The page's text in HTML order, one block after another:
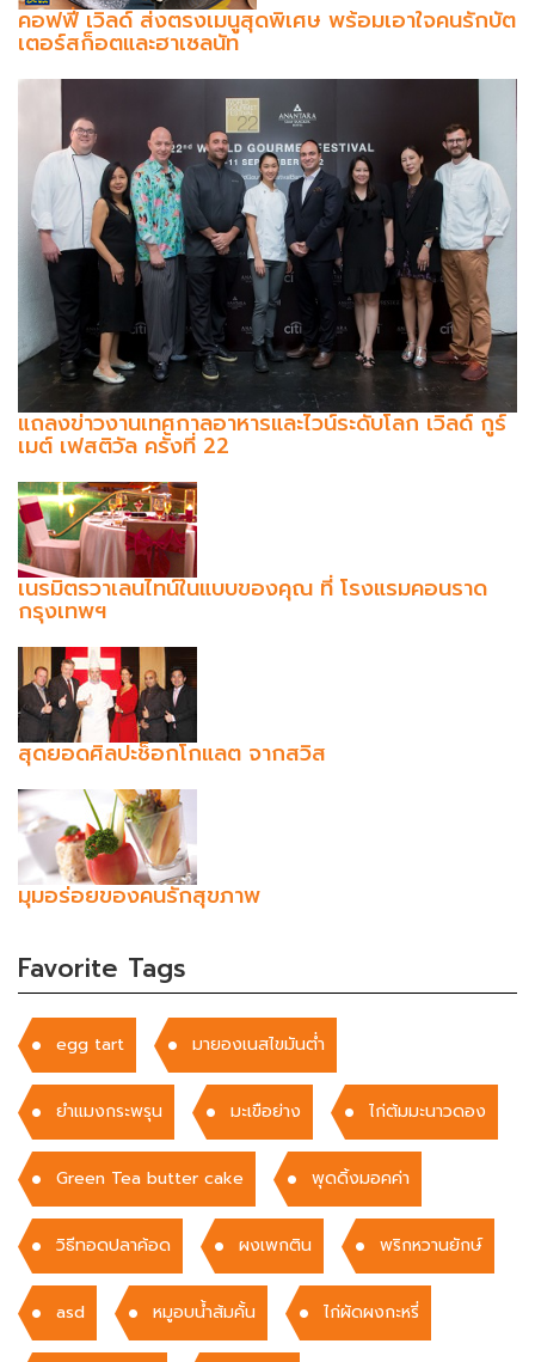
คอฟฟี่ เวิลด์ ส่งตรงเมนูสุดพิเศษ พร้อมเอาใจคนรักบัต
เตอร์สก็อตและฮาเซลนัท
แถลงข่าวงานเทศกาลอาหารและไวน์ระดับโลก เวิลด์ กูร์
เมต์ เฟสติวัล ครั้งที่ 22
เนรมิตรวาเลนไทน์ในแบบของคุณ ที่ โรงแรมคอนราด
กรุงเทพฯ
สุดยอดศิลปะช็อกโกแลต จากสวิส
มุมอร่อยของคนรักสุขภาพ
Favorite Tags
egg tart มายองเนสไขมันต่ำ
ยำแมงกระพรุน มะเขือย่าง ไก่ต้มมะนาวดอง
Green Tea butter cake พุดดิ้งมอคค่า
วิธีทอดปลาค้อด ผงเพกติน พริกหวานยักษ์
asd หมูอบน้ำส้มคั้น ไก่ผัดผงกะหรี่